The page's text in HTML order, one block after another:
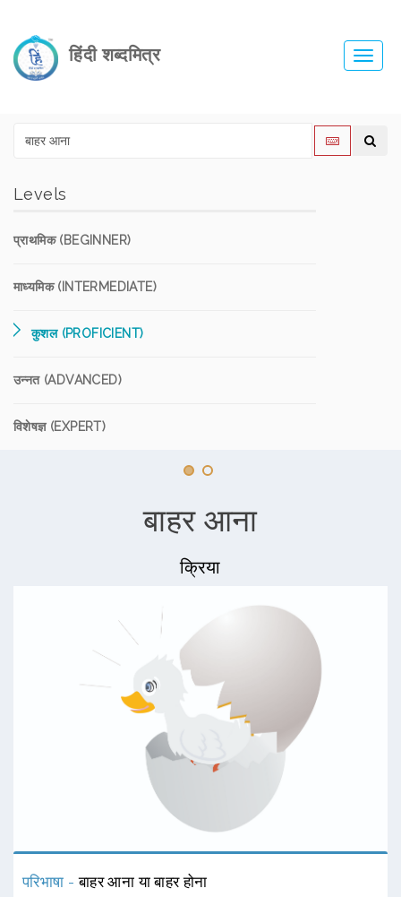
हिंदी शब्दमित्र
Levels
प्राथमिक (BEGINNER)
माध्यमिक (INTERMEDIATE)
कुशल (PROFICIENT)
उन्नत (ADVANCED)
विशेषज्ञ (EXPERT)
बाहर आना
क्रिया
परिभाषा -बाहर आना या बाहर होना